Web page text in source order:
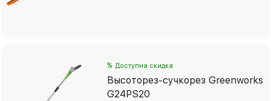
% Доступна скидка
Высоторез-сучкорез Greenworks
G24PS20